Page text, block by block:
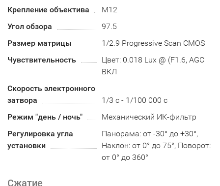
Крепление объектива
М12
Угол обзора
97.5
Размер матрицы
1/2.9 Progressive Scan CMOS
Чувствительность
Цвет: 0.018 Lux @ (F1.6, AGC
ВКЛ
Скорость электронного
затвора
1/3 с - 1/100 000 с
Режим "день / ночь"
Механический ИК-фильтр
Регулировка угла
установки
Панорама: от -30° до +30°,
Наклон: от 0° до 75°, Поворот:
от 0° до 360°
Сжатие